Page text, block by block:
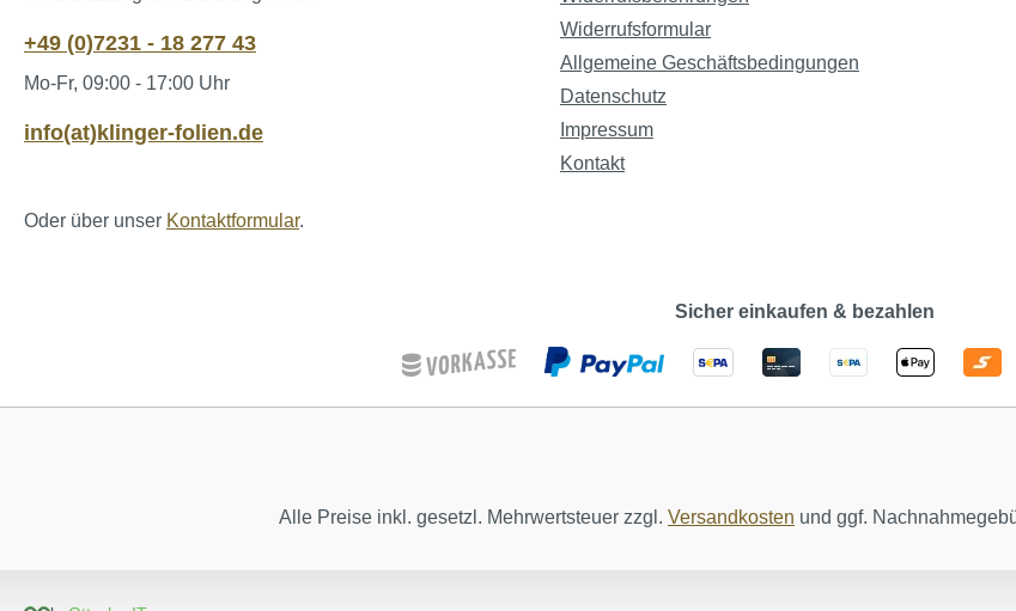
+49 (0)7231 - 18 277 43
Mo-Fr, 09:00 - 17:00 Uhr
info(at)klinger-folien.de
Oder über unser Kontaktformular.
Widerrufsformular
Allgemeine Geschäftsbedingungen
Datenschutz
Impressum
Kontakt
Sicher einkaufen & bezahlen
Alle Preise inkl. gesetzl. Mehrwertsteuer zzgl. Versandkosten und ggf.